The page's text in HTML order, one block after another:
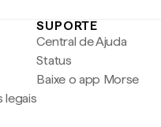
legais
SUPORTE
Central de Ajuda
Status
Baixe o app Morse